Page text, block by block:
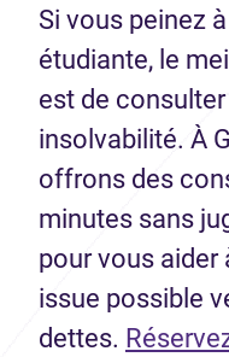
Si vous peinez
étudiante, le
est de
insolvabilité. À
offrons des
minutes sans
pour vous aider
issue possible
dettes.